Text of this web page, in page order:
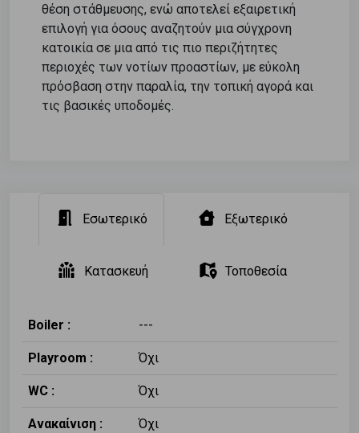
θέση στάθμευσης, ενώ αποτελεί εξαιρετική
επιλογή για όσους αναζητούν μια σύγχρονη
κατοικία σε μια από τις πιο περιζήτητες
περιοχές των νοτίων προαστίων, με εύκολη
πρόσβαση στην παραλία, την τοπική αγορά και
τις βασικές υποδομές.
Εσωτερικό Εξωτερικό
Κατασκευή Τοποθεσία
Boiler : ---
Playroom : Όχι
WC : Όχι
Ανακαίνιση : Όχι